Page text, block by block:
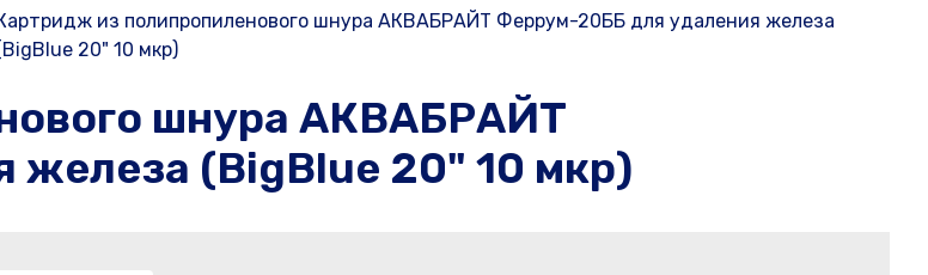
из полипропиленового шнура АКВАБРАЙТ Феррум-20ББ для удаления железа
20" 10 мкр)
шнура АКВАБРАЙТ
(BigBlue 20" 10 мкр)